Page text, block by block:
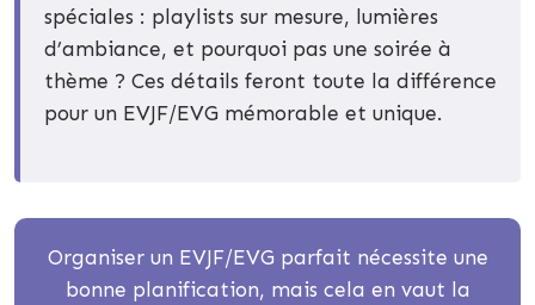
spéciales : playlists sur mesure, lumières
d’ambiance, et pourquoi pas une soirée à
thème ? Ces détails feront toute la différence
pour un EVJF/EVG mémorable et unique.
Organiser un EVJF/EVG parfait nécessite une
bonne planification, mais cela en vaut la